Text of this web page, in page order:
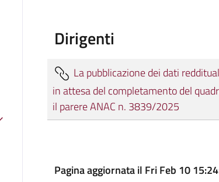
Dirigenti
La pubblicazione dei dati
in attesa del completamento del
il parere ANAC n. 3839/2025
Pagina aggiornata il Fri Feb 10